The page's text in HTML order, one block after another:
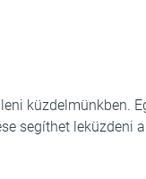
küzdelmünkben.
segíthet leküzdeni